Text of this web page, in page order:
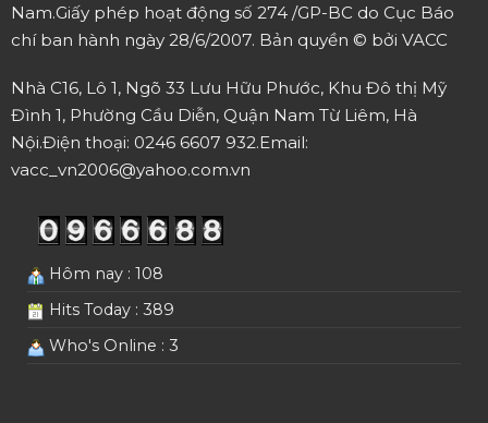
Nam.Giấy phép hoạt động số 274 /GP-BC do Cục Báo
chí ban hành ngày 28/6/2007. Bản quyền © bởi VACC
Nhà C16, Lô 1, Ngõ 33 Lưu Hữu Phước, Khu Đô thị Mỹ
Đình 1, Phường Cầu Diễn, Quận Nam Từ Liêm, Hà
Nội.Điện thoại: 0246 6607 932.Email:
vacc_vn2006@yahoo.com.vn
Hôm nay : 108
Hits Today : 389
Who's Online : 3